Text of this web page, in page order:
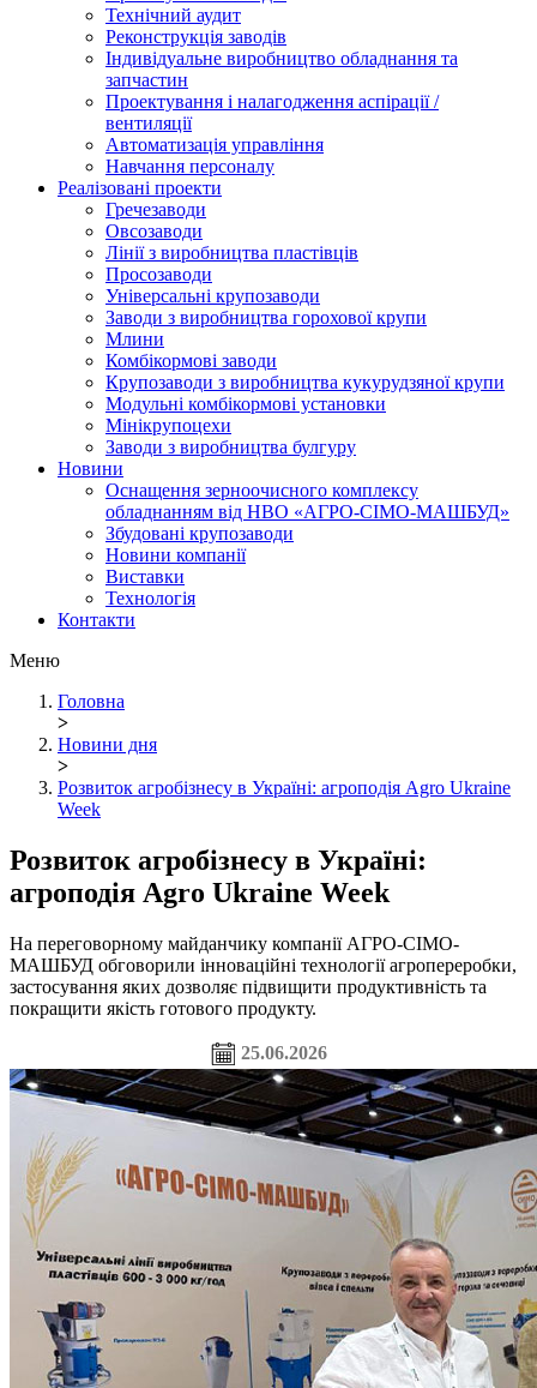
Технічний аудит
Реконструкція заводів
Індивідуальне виробництво обладнання та
запчастин
Проектування і налагодження аспірації /
вентиляції
Автоматизація управління
Навчання персоналу
Реалізовані проекти
Гречезаводи
Овсозаводи
Лінії з виробництва пластівців
Просозаводи
Універсальні крупозаводи
Заводи з виробництва горохової крупи
Млини
Комбікормові заводи
Крупозаводи з виробництва кукурудзяної крупи
Модульні комбікормові установки
Мінікрупоцехи
Заводи з виробництва булгуру
Новини
Оснащення зерноочисного комплексу
обладнанням від НВО «АГРО-СІМО-МАШБУД»
Збудовані крупозаводи
Новини компанії
Виставки
Технологія
Контакти
Меню
Головна
>
Новини дня
>
Розвиток агробізнесу в Україні: агроподія Agro Ukraine
Week
Розвиток агробізнесу в Україні:
агроподія Agro Ukraine Week
На переговорному майданчику компанії АГРО-СІМО-
МАШБУД обговорили інноваційні технології агропереробки,
застосування яких дозволяє підвищити продуктивність та
покращити якість готового продукту.
25.06.2026